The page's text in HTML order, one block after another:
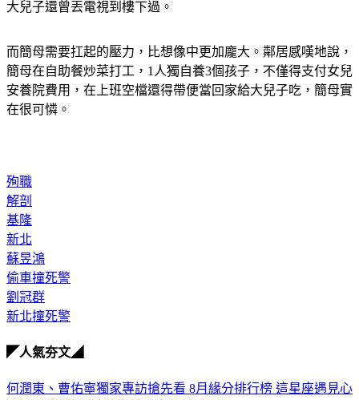
大兒子還曾丟電視到樓下過。
而簡母需要扛起的壓力，比想像中更加龐大。鄰居感嘆地說，
簡母在自助餐炒菜打工，1人獨自養3個孩子，不僅得支付女兒
安養院費用，在上班空檔還得帶便當回家給大兒子吃，簡母實
在很可憐。
殉職
解剖
基隆
新北
蘇昱鴻
偷車撞死警
劉冠群
新北撞死警
◤人氣夯文◢
何潤東、曹佑寧獨家專訪搶先看 8月緣分排行榜 這星座遇見心